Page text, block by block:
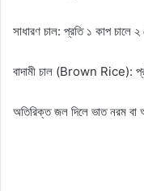
সাধারণ চাল: প্রতি ১ কাপ চালে
বাদামী চাল (Brown Rice):
অতিরিক্ত জল দিলে ভাত নরম বা